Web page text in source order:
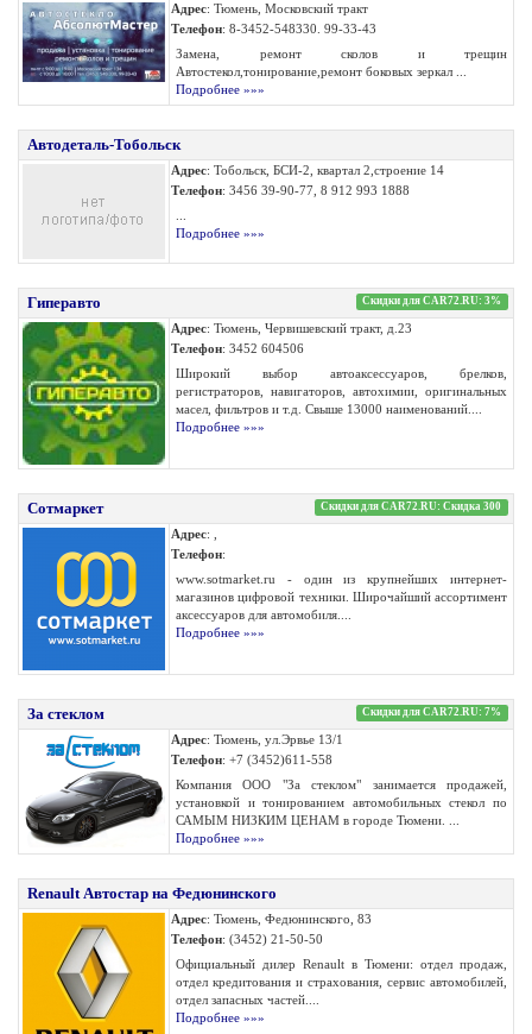
Адрес: Тюмень, Московский тракт
Телефон: 8-3452-548330. 99-33-43
Замена, ремонт сколов и трещин
Автостекол,тонирование,ремонт боковых зеркал ...
Подробнее »»»
Автодеталь-Тобольск
Адрес: Тобольск, БСИ-2, квартал 2,строение 14
Телефон: 3456 39-90-77, 8 912 993 1888
Подробнее »»»
Гиперавто Скидки для CAR72.RU: 3%
Адрес: Тюмень, Червишевский тракт, д.23
Телефон: 3452 604506
Широкий выбор автоаксессуаров, брелков,
регистраторов, навигаторов, автохимии, оригинальных
масел, фильтров и т.д. Свыше 13000 наименований....
Подробнее »»»
Сотмаркет Скидки для CAR72.RU: Скидка 300
Адрес: ,
Телефон:
www.sotmarket.ru - один из крупнейших интернет-
магазинов цифровой техники. Широчайший ассортимент
аксессуаров для автомобиля....
Подробнее »»»
За стеклом Скидки для CAR72.RU: 7%
Адрес: Тюмень, ул.Эрвье 13/1
Телефон: +7 (3452)611-558
Компания ООО "За стеклом" занимается продажей,
установкой и тонированием автомобильных стекол по
САМЫМ НИЗКИМ ЦЕНАМ в городе Тюмени. ...
Подробнее »»»
Renault Автостар на Федюнинского
Адрес: Тюмень, Федюнинского, 83
Телефон: (3452) 21-50-50
Официальный дилер Renault в Тюмени: отдел продаж,
отдел кредитования и страхования, сервис автомобилей,
отдел запасных частей....
Подробнее »»»